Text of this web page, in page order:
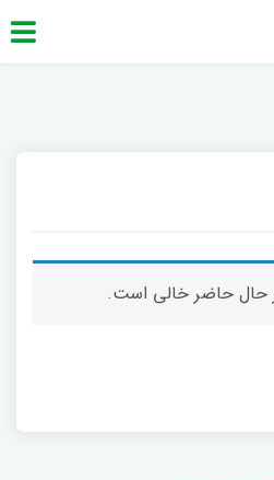
حال حاضر خالی است.